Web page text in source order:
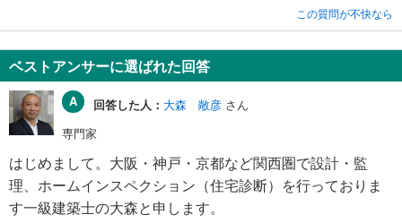
この質問が不快なら
ベストアンサーに選ばれた回答
回答した人： 大森 敞彦 さん
専門家
はじめまして。大阪・神戸・京都など関西圏で設計・監
理、ホームインスペクション（住宅診断）を行っておりま
す一級建築士の大森と申します。